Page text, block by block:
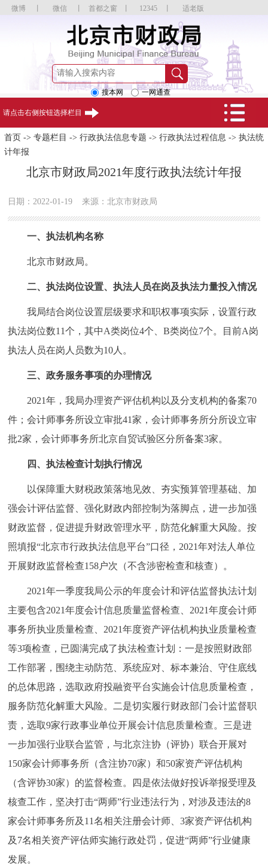
微博 微信 12345 适老版
首都之窗
搜本网 一网通查
请点击右侧按钮选择栏目
首页 -> 专题栏目 -> 行政执法信息专题 -> 行政执法过程信息 -> 执法统
计年报
北京市财政局2021年度行政执法统计年报
日期：2022-01-19 来源：北京市财政局
一、执法机构名称
北京市财政局。
二、执法岗位设置、执法人员在岗及执法力量投入情况
我局结合岗位设置层级要求和职权事项实际，设置行政
执法岗位数11个，其中A类岗位4个、B类岗位7个。目前A岗
执法人员在岗人员数为10人。
三、政务服务事项的办理情况
2021年，我局办理资产评估机构以及分支机构的备案70
件；会计师事务所设立审批41家，会计师事务所分所设立审
批2家，会计师事务所北京自贸试验区分所备案3家。
四、执法检查计划执行情况
以保障重大财税政策落地见效、夯实预算管理基础、加
强会计评估监督、强化财政内部控制为落脚点，进一步加强
财政监督，促进提升财政管理水平，防范化解重大风险。按
照填报“北京市行政执法信息平台”口径，2021年对法人单位
开展财政监督检查158户次（不含涉密检查和核查）。
2021年一季度我局公示的年度会计和评估监督执法计划
主要包含2021年度会计信息质量监督检查、2021年度会计师
事务所执业质量检查、2021年度资产评估机构执业质量检查
等3项检查，已圆满完成了执法检查计划：一是按照财政部
工作部署，围绕主动防范、系统应对、标本兼治、守住底线
的总体思路，选取政府投融资平台实施会计信息质量检查，
服务防范化解重大风险。二是切实履行财政部门会计监督职
责，选取9家行政事业单位开展会计信息质量检查。三是进
一步加强行业联合监管，与北京注协（评协）联合开展对
150家会计师事务所（含注协70家）和50家资产评估机构
（含评协30家）的监督检查。四是依法做好投诉举报受理及
核查工作，坚决打击“两师”行业违法行为，对涉及违法的8
家会计师事务所及11名相关注册会计师、3家资产评估机构
及7名相关资产评估师实施行政处罚，促进“两师”行业健康
发展。